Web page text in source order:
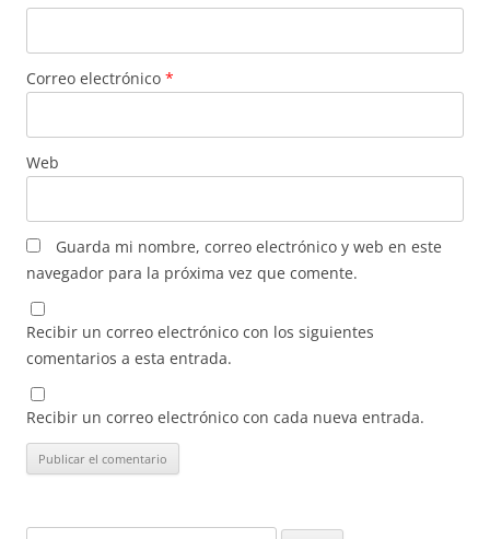
Correo electrónico *
Web
Guarda mi nombre, correo electrónico y web en este
navegador para la próxima vez que comente.
Recibir un correo electrónico con los siguientes
comentarios a esta entrada.
Recibir un correo electrónico con cada nueva entrada.